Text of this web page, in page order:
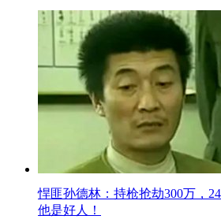
悍匪孙德林：持枪抢劫300万，
他是好人！